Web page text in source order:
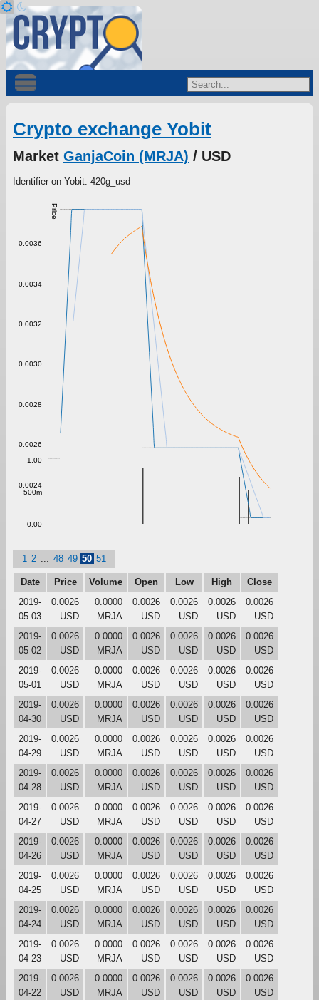
Crypto exchange Yobit
Market GanjaCoin (MRJA) / USD
Identifier on Yobit: 420g_usd
Price
0.0024
0.0026
0.0028
0.0030
0.0032
0.0034
0.0036
0.00
500m
1.00
1 2 48 49 50 51
Date Price Volume Open Low High
Close
2019-
05-03
0.0026
USD
0.0000
MRJA
0.0026
USD
0.0026
USD
0.0026
USD
0.0026
USD
2019-
05-02
0.0026
USD
0.0000
MRJA
0.0026
USD
0.0026
USD
0.0026
USD
0.0026
USD
2019-
05-01
0.0026
USD
0.0000
MRJA
0.0026
USD
0.0026
USD
0.0026
USD
0.0026
USD
2019-
04-30
0.0026
USD
0.0000
MRJA
0.0026
USD
0.0026
USD
0.0026
USD
0.0026
USD
2019-
04-29
0.0026
USD
0.0000
MRJA
0.0026
USD
0.0026
USD
0.0026
USD
0.0026
USD
2019-
04-28
0.0026
USD
0.0000
MRJA
0.0026
USD
0.0026
USD
0.0026
USD
0.0026
USD
2019-
04-27
0.0026
USD
0.0000
MRJA
0.0026
USD
0.0026
USD
0.0026
USD
0.0026
USD
2019-
04-26
0.0026
USD
0.0000
MRJA
0.0026
USD
0.0026
USD
0.0026
USD
0.0026
USD
2019-
04-25
0.0026
USD
0.0000
MRJA
0.0026
USD
0.0026
USD
0.0026
USD
0.0026
USD
2019-
04-24
0.0026
USD
0.0000
MRJA
0.0026
USD
0.0026
USD
0.0026
USD
0.0026
USD
2019-
04-23
0.0026
USD
0.0000
MRJA
0.0026
USD
0.0026
USD
0.0026
USD
0.0026
USD
2019-
04-22
0.0026
USD
0.0000
MRJA
0.0026
USD
0.0026
USD
0.0026
USD
0.0026
USD